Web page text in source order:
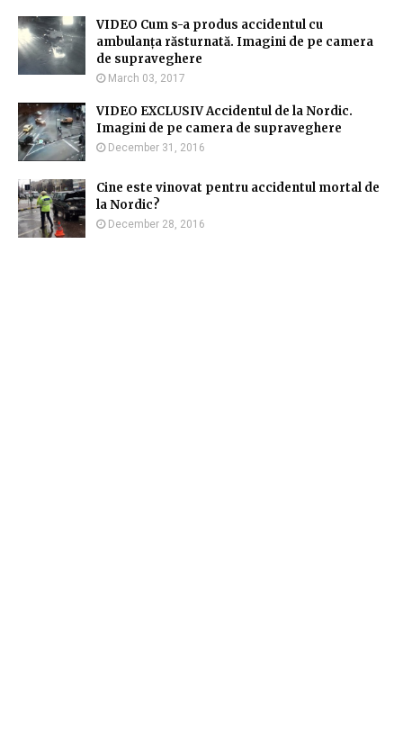
VIDEO Cum s-a produs accidentul cu
ambulanța răsturnată. Imagini de pe camera
de supraveghere
March 03, 2017
VIDEO EXCLUSIV Accidentul de la Nordic.
Imagini de pe camera de supraveghere
December 31, 2016
Cine este vinovat pentru accidentul mortal de
la Nordic?
December 28, 2016